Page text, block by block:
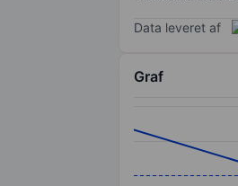
Data leveret af
Graf
Line chart
The chart has